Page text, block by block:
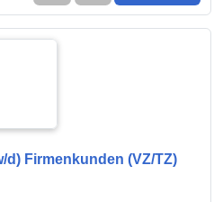
d) Firmenkunden (VZ/TZ)